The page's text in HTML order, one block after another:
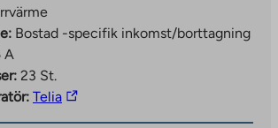
Bostad -specifik inkomst/borttagning
A
23 St.
TeliaThe